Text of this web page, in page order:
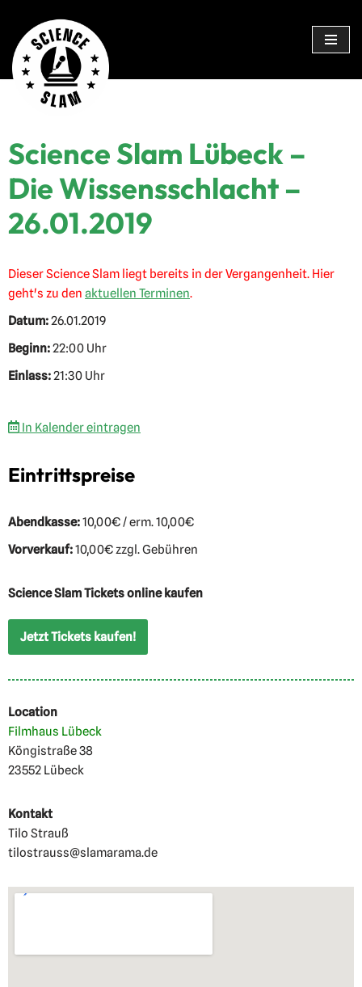
Zum
Inhalt
springen
Science Slam Lübeck –
Die Wissensschlacht –
26.01.2019
Dieser Science Slam liegt bereits in der Vergangenheit. Hier
geht's zu den aktuellen Terminen.
Datum:26.01.2019
Beginn:22:00 Uhr
Einlass:21:30 Uhr
In Kalender eintragen
Eintrittspreise
Abendkasse:10,00€ / erm. 10,00€
Vorverkauf:10,00€ zzgl. Gebühren
Science Slam Tickets online kaufen
Jetzt Tickets kaufen!
Location
Filmhaus Lübeck
Köngistraße 38
23552 Lübeck
Kontakt
Tilo Strauß
tilostrauss@slamarama.de